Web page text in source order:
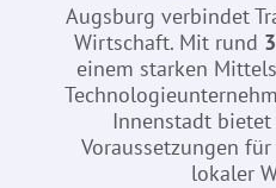
Augsburg verbindet
Wirtschaft. Mit rund
einem starken
Innenstadt
Voraussetzungen
lokaler